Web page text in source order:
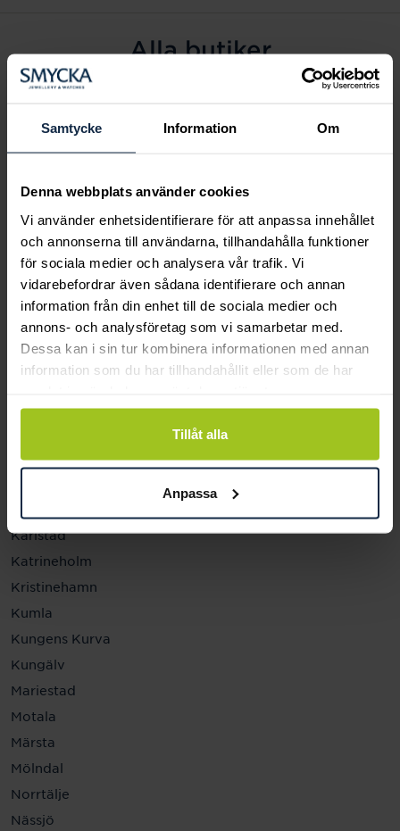
Samtycke Information Om
Denna webbplats använder cookies
Vi använder enhetsidentifierare för att anpassa innehållet
och annonserna till användarna, tillhandahålla funktioner
för sociala medier och analysera vår trafik. Vi
vidarebefordrar även sådana identifierare och annan
information från din enhet till de sociala medier och
annons- och analysföretag som vi samarbetar med.
Dessa kan i sin tur kombinera informationen med annan
information som du har tillhandahållit eller som de har
Tillåt alla
Anpassa
Alla butiker
Alingsås
Arvidsjaur
Eksjö
Fagersta
Farsta
Gävle
Halmstad
Halmstad Hallarna
Haninge
Helsingborg
Jönköping
Karlstad
Katrineholm
Kristinehamn
Kumla
Kungens Kurva
Kungälv
Mariestad
Motala
Märsta
Mölndal
Norrtälje
Nässjö